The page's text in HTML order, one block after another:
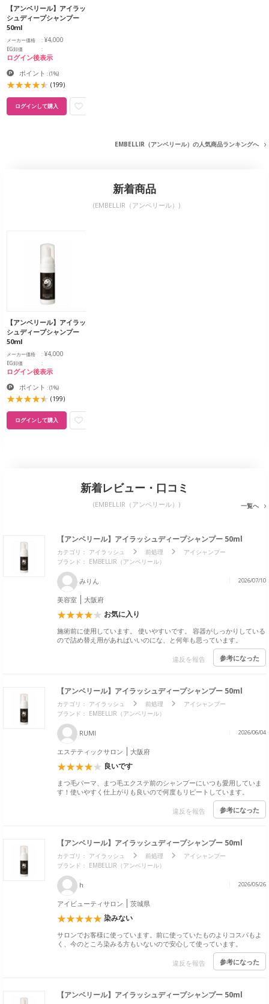
【アンベリール】アイラッ
シュディープシャンプー
50ml
メーカー価格 ¥4,000
EG卸価
ログイン後表示
ポイント :(1%)
(199)
ログインして購入
EMBELLIR（アンベリール）の人気商品ランキングへ
新着商品
(EMBELLIR（アンベリール）)
【アンベリール】アイラッ
シュディープシャンプー
50ml
メーカー価格 ¥4,000
EG卸価
ログイン後表示
ポイント :(1%)
(199)
ログインして購入
新着レビュー・口コミ
(EMBELLIR（アンベリール）) 一覧へ
【アンベリール】アイラッシュディープシャンプー 50ml
カテゴリ： アイラッシュ 前処理
アイシャンプー
ブランド： EMBELLIR（アンベリール）
みりん 2026/07/10
美容室 大阪府
お気に入り
施術前に使用しています。 使いやすいです。 容器がしっかりしている
ので詰め替え用があればいいのにな、と何年も思っています。
違反を報告 参考になった
【アンベリール】アイラッシュディープシャンプー 50ml
カテゴリ： アイラッシュ 前処理
アイシャンプー
ブランド： EMBELLIR（アンベリール）
RUMI 2026/06/04
エステティックサロン 大阪府
良いです
まつ毛パーマ、まつ毛エクステ前のシャンプーにいつも愛用していま
す！使いやすく仕上がりも良いので何度もリピートしています。
違反を報告 参考になった
【アンベリール】アイラッシュディープシャンプー 50ml
カテゴリ： アイラッシュ 前処理
アイシャンプー
ブランド： EMBELLIR（アンベリール）
h 2026/05/26
アイビューティサロン 茨城県
染みない
サロンでお客様に使っています。前に使っていたものよりコスパもよ
く、今のところ染みる方もいないので安心して使っています。
違反を報告 参考になった
【アンベリール】アイラッシュディープシャンプー 50ml